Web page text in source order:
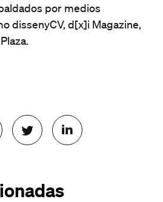
por medios
dissenyCV, d[x]i Magazine,